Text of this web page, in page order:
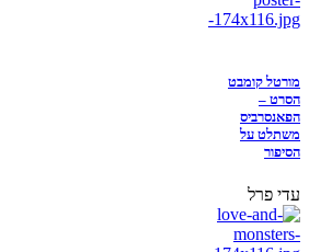
מורטל קומבט
הסרט –
הפאנסרביס
משתלט על
הסיפור
עדי פרל